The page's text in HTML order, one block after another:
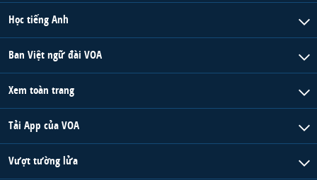
Học tiếng Anh
Ban Việt ngữ đài VOA
Xem toàn trang
Tải App của VOA
Vượt tường lửa